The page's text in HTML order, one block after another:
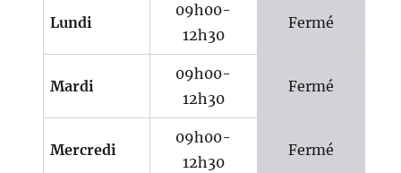
Lundi
09h00-
12h30
Fermé
Mardi
09h00-
12h30
Fermé
Mercredi
09h00-
12h30
Fermé